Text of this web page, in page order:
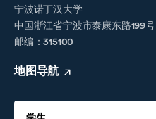
宁波诺丁汉大学
中国浙江省宁波市泰康东路199号
邮编：315100
地图导航